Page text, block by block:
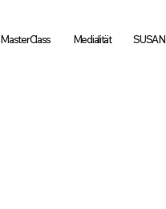
MasterClass Medialität SUSAN